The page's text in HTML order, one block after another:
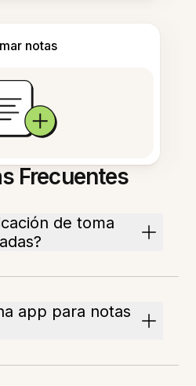
notas
Frecuentes
de toma
app para notas